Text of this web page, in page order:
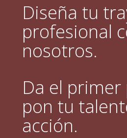
Diseña tu
profesional
nosotros.
Da el primer
pon tu
acción.